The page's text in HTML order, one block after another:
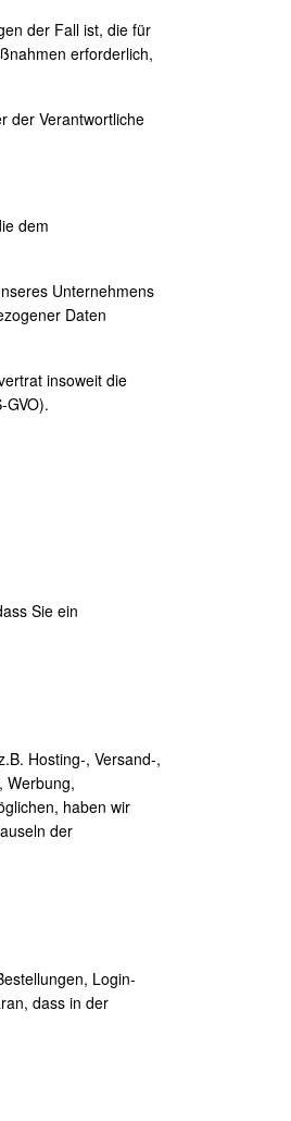
der Fall ist, die für
erforderlich,
der Verantwortliche
dem
Unternehmens
Daten
insoweit die
Sie ein
Hosting-, Versand-,
Werbung,
haben wir
der
Login-
dass in der